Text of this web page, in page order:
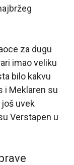
za dugu
imao veliku
bilo kakvu
i Meklaren su
još uvek
Verstapen u